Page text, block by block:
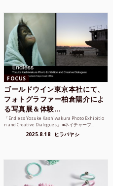
FOCUS
ゴールドウイン東京本社にて、
フォトグラファー柏倉陽介によ
る写真展＆体験...
「Endless Yosuke Kashiwakura Photo Exhibitio
n and Creative Dialogues」 ■ネイチャーフ...
2025.8.18 ヒラバヤシ